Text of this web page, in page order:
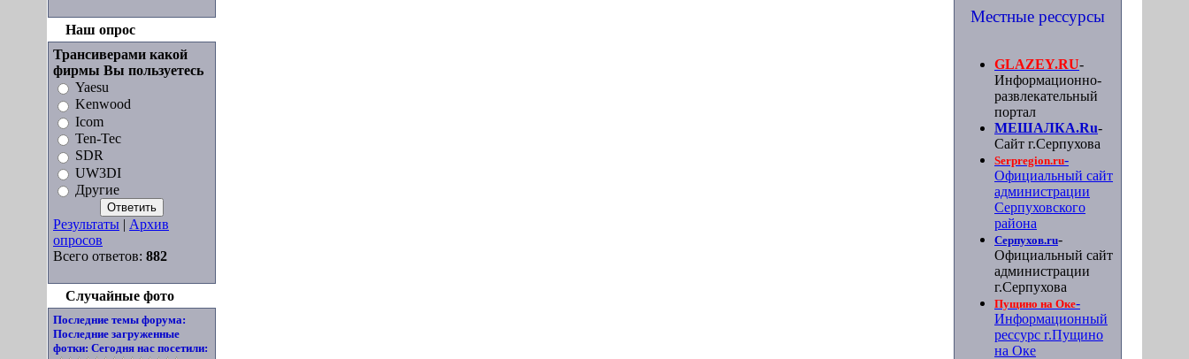
Наш опрос
Трансиверами какой
фирмы Вы пользуетесь
Yaesu
Kenwood
Icom
Ten-Tec
SDR
UW3DI
Другие
Результаты | Архив
опросов
Всего ответов: 882
Случайные фото
Последние темы форума:
Последние загруженные
фотки: Сегодня нас посетили:
Местные рессурсы
GLAZEY.RU-
Информационно-
развлекательный
портал
МЕШАЛКА.Ru-
Сайт г.Серпухова
Serpregion.ru-
Официальный сайт
администрации
Серпуховского
района
Серпухов.ru-
Официальный сайт
администрации
г.Серпухова
Пущино на Оке-
Информационный
рессурс г.Пущино
на Оке